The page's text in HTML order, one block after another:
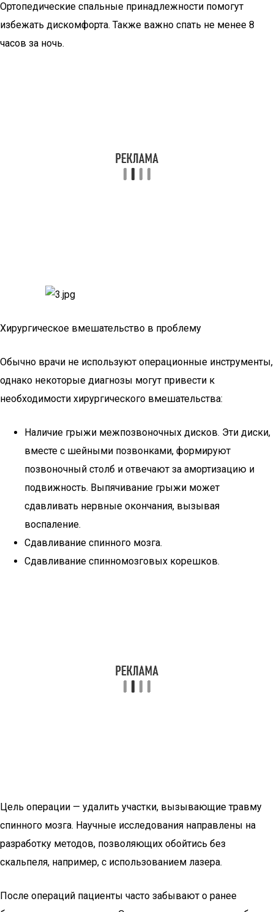
Ортопедические спальные принадлежности помогут
избежать дискомфорта. Также важно спать не менее 8
часов за ночь.
Хирургическое вмешательство в проблему
Обычно врачи не используют операционные инструменты,
однако некоторые диагнозы могут привести к
необходимости хирургического вмешательства:
Наличие грыжи межпозвоночных дисков. Эти диски,
вместе с шейными позвонками, формируют
позвоночный столб и отвечают за амортизацию и
подвижность. Выпячивание грыжи может
сдавливать нервные окончания, вызывая
воспаление.
Сдавливание спинного мозга.
Сдавливание спинномозговых корешков.
Цель операции — удалить участки, вызывающие травму
спинного мозга. Научные исследования направлены на
разработку методов, позволяющих обойтись без
скальпеля, например, с использованием лазера.
После операций пациенты часто забывают о ранее